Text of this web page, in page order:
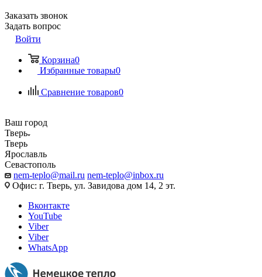
Заказать звонок
Задать вопрос
Войти
Корзина0
Избранные товары0
Сравнение товаров0
Ваш город
Тверь
Тверь
Ярославль
Севастополь
nem-teplo@mail.ru nem-teplo@inbox.ru
Офис: г. Тверь, ул. Завидова дом 14, 2 эт.
Вконтакте
YouTube
Viber
Viber
WhatsApp